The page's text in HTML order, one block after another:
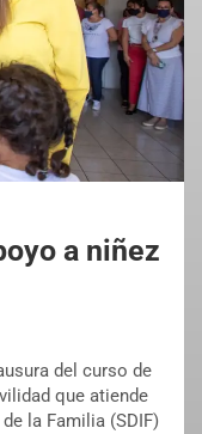
a niñez
del curso de
que atiende
la Familia (SDIF)